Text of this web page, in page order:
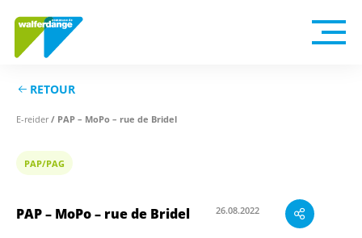
RETOUR
E-reider/ PAP – MoPo – rue de Bridel
PAP/PAG
PAP – MoPo – rue de Bridel 26.08.2022